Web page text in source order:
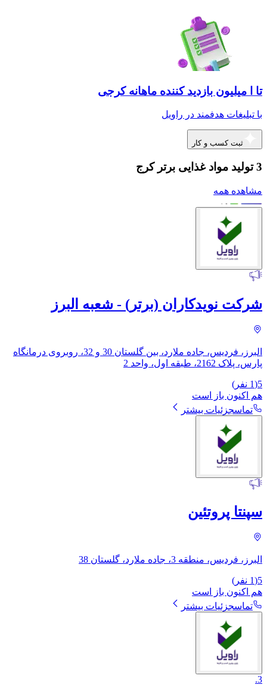
تا ا میلیون بازدید کننده ماهانه کرجی
با تبلیغات هدفمند در راویل
ثبت کسب و کار
3 تولید مواد غذایی برتر کرج
مشاهده همه
شرکت نویدکاران (برتر) - شعبه البرز
البرز، فردیس، جاده ملارد، بین گلستان 30 و 32، روبروی درمانگاه
پارس، پلاک 2162، طبقه اول، واحد 2
5
(
1 نفر)
هم اکنون باز است
تماسجزئیات بیشتر
سپنتا پروتئین
البرز، فردیس، منطقه 3، جاده ملارد، گلستان 38
5
(
1 نفر)
هم اکنون باز است
تماسجزئیات بیشتر
3
.